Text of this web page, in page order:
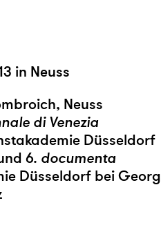
in Neuss
Neuss
di Venezia
Düsseldorf
6. documenta
Düsseldorf bei Georg